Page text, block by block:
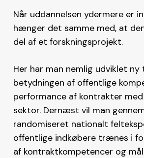
Når uddannelsen ydermere er
hænger det samme med, at
del af et forskningsprojekt.
Her har man nemlig udviklet ny
betydningen af offentlige
performance af kontrakter
sektor. Dernæst vil man
randomiseret nationalt
offentlige indkøbere trænes i
af kontraktkompetencer og